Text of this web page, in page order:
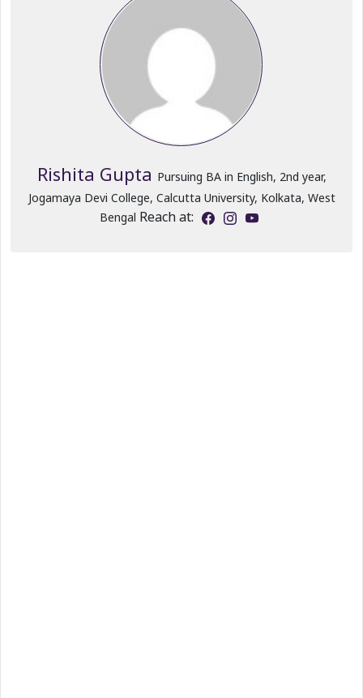
Rishita Gupta Pursuing BA in English, 2nd year,
Jogamaya Devi College, Calcutta University, Kolkata, West
Bengal Reach at: